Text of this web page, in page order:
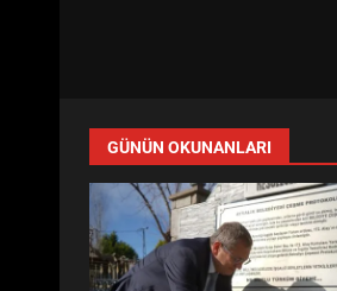
GÜNÜN OKUNANLARI